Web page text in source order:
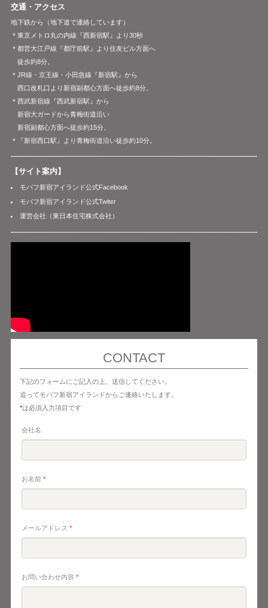
交通・アクセス
地下鉄から（地下道で連絡しています）
＊東京メトロ丸の内線『西新宿駅』より30秒
＊都営大江戸線『都庁前駅』より住友ビル方面へ
徒歩約8分。
＊JR線・京王線・小田急線『新宿駅』から
西口改札口より新宿副都心方面へ徒歩約8分。
＊西武新宿線『西武新宿駅』から
新宿大ガードから青梅街道沿い
新宿副都心方面へ徒歩約15分。
＊『新宿西口駅』より青梅街道沿い徒歩約10分。
【サイト案内】
モバフ新宿アイランド公式Facebook
モバフ新宿アイランド公式Twiter
運営会社（東日本住宅株式会社）
CONTACT
下記のフォームにご記入の上、送信してください。
追ってモバフ新宿アイランドからご連絡いたします。
*は必須入力項目です
会社名
お名前 *
メールアドレス *
お問い合わせ内容 *